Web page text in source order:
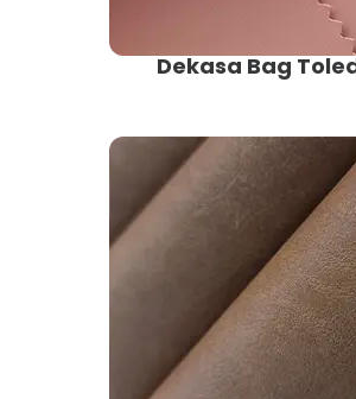
Dekasa Bag